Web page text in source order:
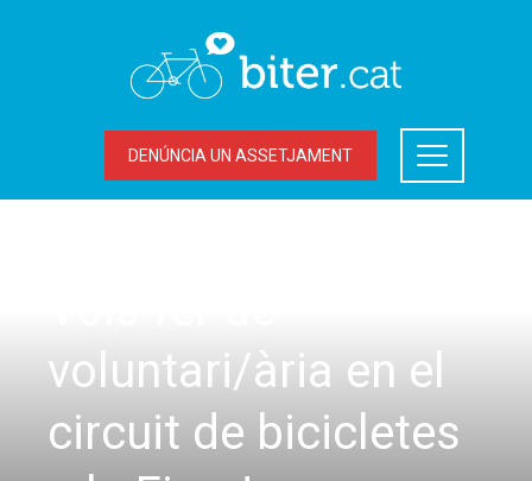
DENÚNCIA UN ASSETJAMENT
voluntari/ària en el
circuit de bicicletes